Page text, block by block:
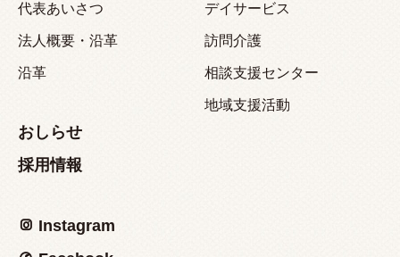
代表あいさつ
法人概要・沿革
沿革
おしらせ
採用情報
デイサービス
訪問介護
相談支援センター
地域支援活動
Instagram